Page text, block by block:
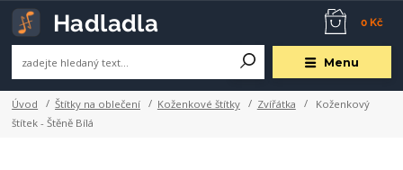
Menu
0 Kč
Úvod Štítky na oblečení Koženkové štítky Zvířátka
Koženkový
štítek - Štěně Bílá